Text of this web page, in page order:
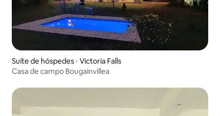
Suíte de hóspedes ⋅ Victoria Falls
Casa de campo Bougainvillea